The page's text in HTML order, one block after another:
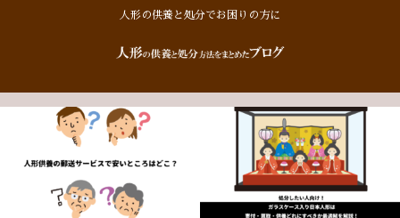
人形の供養と処分でお困りの方に